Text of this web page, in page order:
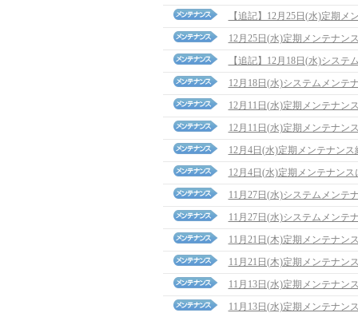
【追記】12月25日(水)定期メ
12月25日(水)定期メンテナン
【追記】12月18日(水)システ
12月18日(水)システムメンテ
12月11日(水)定期メンテナン
12月11日(水)定期メンテナン
12月4日(水)定期メンテナン
12月4日(水)定期メンテナンス
11月27日(水)システムメンテ
11月27日(水)システムメンテ
11月21日(木)定期メンテナン
11月21日(木)定期メンテナン
11月13日(水)定期メンテナン
11月13日(水)定期メンテナン